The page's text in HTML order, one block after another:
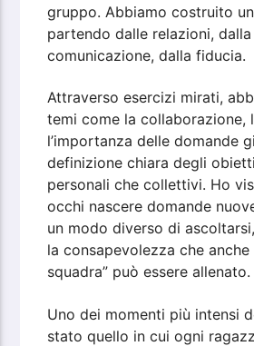
gruppo. Abbiamo costruito
partendo dalle relazioni, dalla
comunicazione, dalla fiducia.
Attraverso esercizi mirati,
temi come la collaborazione,
l’importanza delle domande
definizione chiara degli
personali che collettivi. Ho
occhi nascere domande
un modo diverso di
la consapevolezza che anche
squadra” può essere allenato.
Uno dei momenti più intensi
stato quello in cui ogni